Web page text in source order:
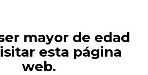
mayor de edad
esta página
web.